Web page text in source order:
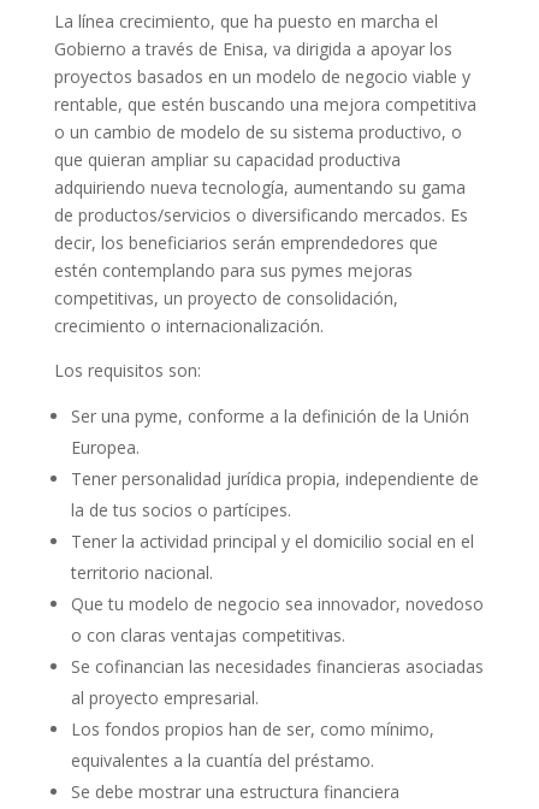
La línea crecimiento, que ha puesto en marcha el
Gobierno a través de Enisa, va dirigida a apoyar los
proyectos basados en un modelo de negocio viable y
rentable, que estén buscando una mejora competitiva
o un cambio de modelo de su sistema productivo, o
que quieran ampliar su capacidad productiva
adquiriendo nueva tecnología, aumentando su gama
de productos/servicios o diversificando mercados. Es
decir, los beneficiarios serán emprendedores que
estén contemplando para sus pymes mejoras
competitivas, un proyecto de consolidación,
crecimiento o internacionalización.
Los requisitos son:
Ser una pyme, conforme a la definición de la Unión
Europea.
Tener personalidad jurídica propia, independiente de
la de tus socios o partícipes.
Tener la actividad principal y el domicilio social en el
territorio nacional.
Que tu modelo de negocio sea innovador, novedoso
o con claras ventajas competitivas.
Se cofinancian las necesidades financieras asociadas
al proyecto empresarial.
Los fondos propios han de ser, como mínimo,
equivalentes a la cuantía del préstamo.
Se debe mostrar una estructura financiera